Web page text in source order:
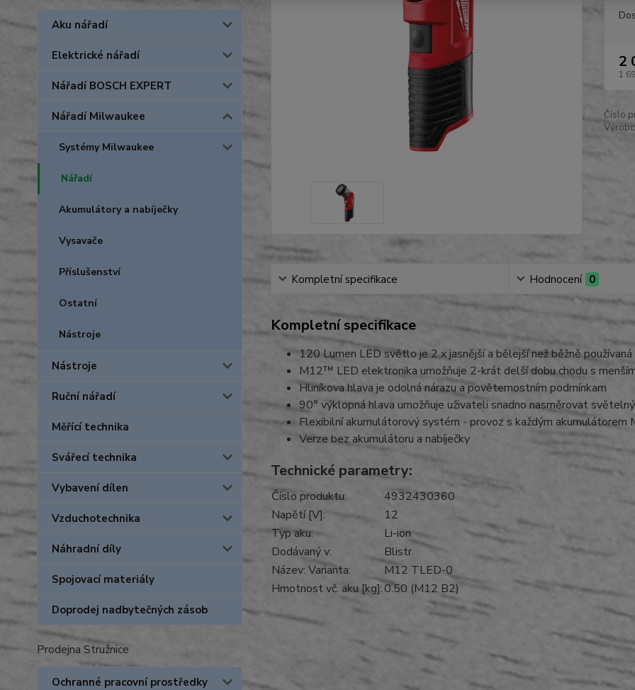
Aku nářadí
Elektrické nářadí
Nářadí BOSCH EXPERT
Nářadí Milwaukee
Systémy Milwaukee
Nářadí
Akumulátory a nabíječky
Vysavače
Příslušenství
Ostatní
Nástroje
Nástroje
Ruční nářadí
Měřící technika
Svářecí technika
Vybavení dílen
Vzduchotechnika
Náhradní díly
Spojovací materiály
Doprodej nadbytečných zásob
Prodejna Stružnice
Ochranné pracovní prostředky
2
1
Číslo
Kompletní specifikace Hodnocení 0
Kompletní specifikace
120 Lumen LED světlo je 2 x jasnější a bělejší než běžně používaná
M12™ LED elektronika umožňuje 2-krát delší dobu chodu s
Hliníkova hlava je odolná nárazu a pověternostním podmínkam
90° výklopná hlava umožňuje uživateli snadno nasměrovat
Flexibilní akumulátorový systém - provoz s každým
Verze bez akumulátoru a nabíječky
Technické parametry:
Číslo produktu:
4932430360
Napětí [V]:
12
Typ aku:
Li-ion
Dodávaný v:
Blistr
Název: Varianta:
M12 TLED-0
Hmotnost vč. aku [kg]:0.50 (M12 B2)